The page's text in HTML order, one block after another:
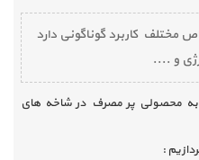
مختلف کاربرد گوناگونی دارد
و ....
محصولی پر مصرف در شاخه های
: